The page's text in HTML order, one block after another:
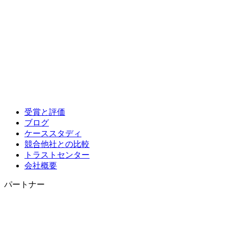
受賞と評価
ブログ
ケーススタディ
競合他社との比較
トラストセンター
会社概要
パートナー